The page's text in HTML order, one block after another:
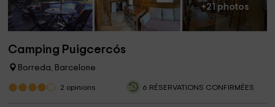
+21 photos
Camping Puigcercós
Borreda, Barcelone
2 opinions 6 RÉSERVATIONS CONFIRMÉES